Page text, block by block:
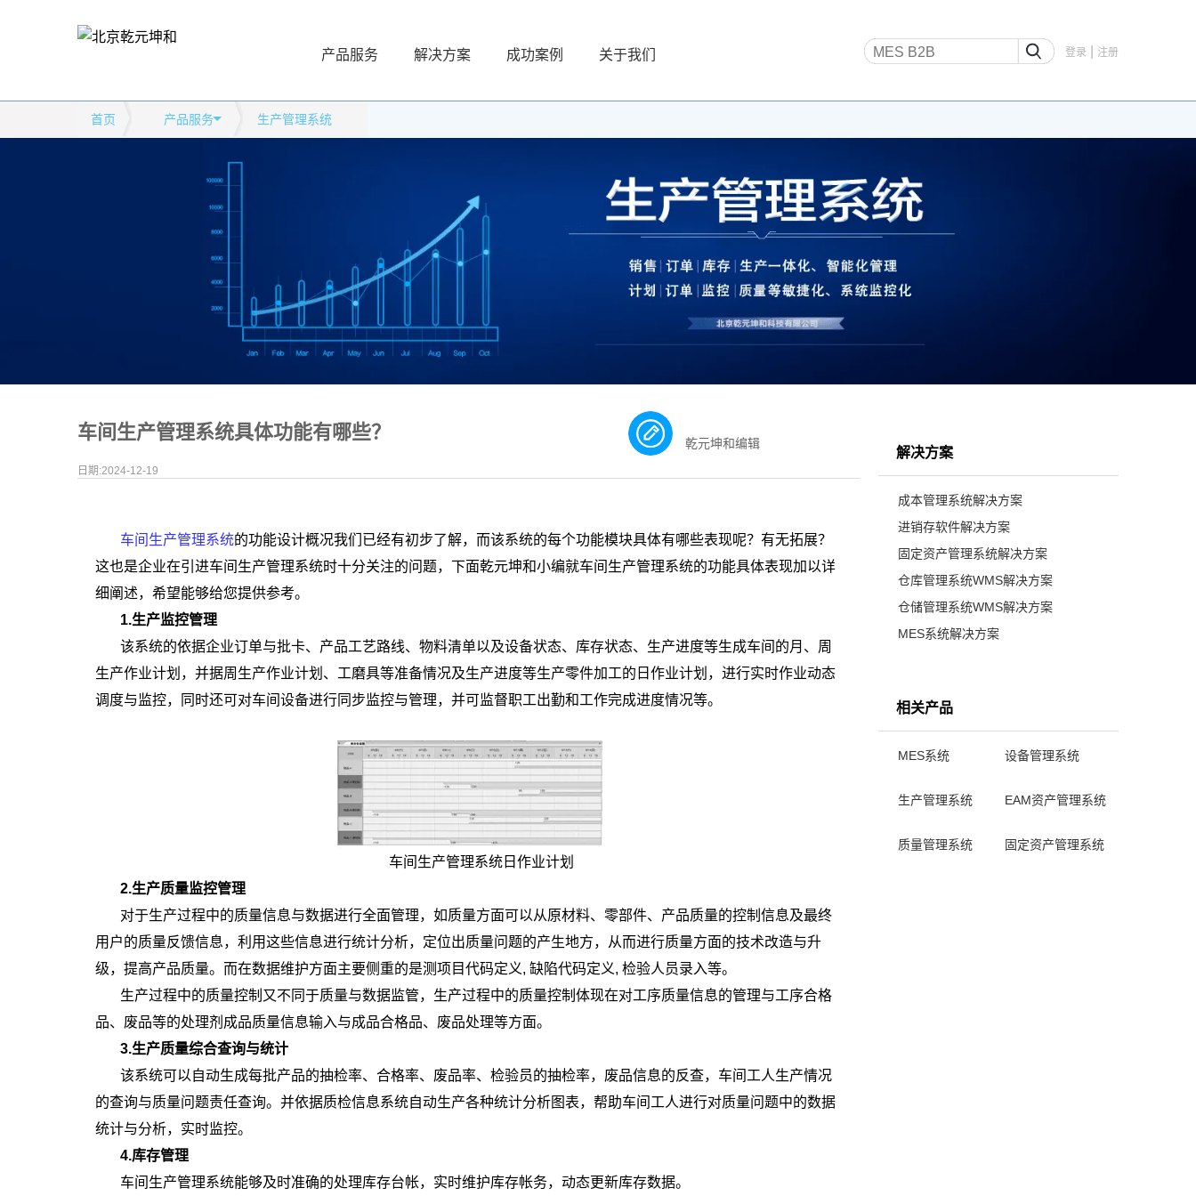
产品服务 解决方案 成功案例 关于我们 登录 注册
首页 产品服务 生产管理系统
车间生产管理系统具体功能有哪些？
日期:2024-12-19
乾元坤和编辑
车间生产管理系统的功能设计概况我们已经有初步了解，而该系统的每个功能模块具体有哪些表现呢？有无拓展？
这也是企业在引进车间生产管理系统时十分关注的问题，下面乾元坤和小编就车间生产管理系统的功能具体表现加以详
细阐述，希望能够给您提供参考。
1.生产监控管理
该系统的依据企业订单与批卡、产品工艺路线、物料清单以及设备状态、库存状态、生产进度等生成车间的月、周
生产作业计划，并据周生产作业计划、工磨具等准备情况及生产进度等生产零件加工的日作业计划，进行实时作业动态
调度与监控，同时还可对车间设备进行同步监控与管理，并可监督职工出勤和工作完成进度情况等。
车间生产管理系统日作业计划
2.生产质量监控管理
对于生产过程中的质量信息与数据进行全面管理，如质量方面可以从原材料、零部件、产品质量的控制信息及最终
用户的质量反馈信息，利用这些信息进行统计分析，定位出质量问题的产生地方，从而进行质量方面的技术改造与升
级，提高产品质量。而在数据维护方面主要侧重的是测项目代码定义, 缺陷代码定义, 检验人员录入等。
生产过程中的质量控制又不同于质量与数据监管，生产过程中的质量控制体现在对工序质量信息的管理与工序合格
品、废品等的处理剂成品质量信息输入与成品合格品、废品处理等方面。
3.生产质量综合查询与统计
该系统可以自动生成每批产品的抽检率、合格率、废品率、检验员的抽检率，废品信息的反查，车间工人生产情况
的查询与质量问题责任查询。并依据质检信息系统自动生产各种统计分析图表，帮助车间工人进行对质量问题中的数据
统计与分析，实时监控。
4.库存管理
车间生产管理系统能够及时准确的处理库存台帐，实时维护库存帐务，动态更新库存数据。
解决方案
成本管理系统解决方案
进销存软件解决方案
固定资产管理系统解决方案
仓库管理系统WMS解决方案
仓储管理系统WMS解决方案
MES系统解决方案
相关产品
MES系统 设备管理系统
生产管理系统 EAM资产管理系统
质量管理系统 固定资产管理系统